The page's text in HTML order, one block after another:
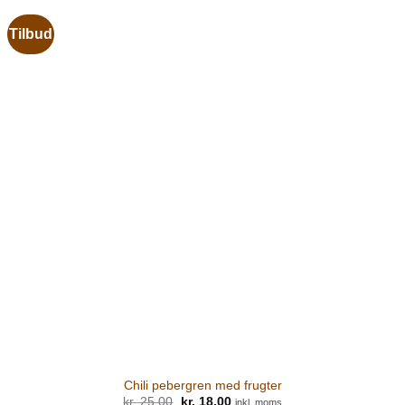
Tilbud
Chili pebergren med frugter
kr.25,00
Den
kr. 18,00Den
inkl. moms